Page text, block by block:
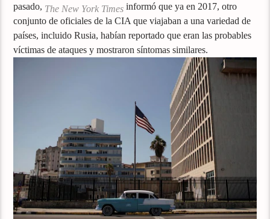
pasado, The New York Timesinformó que ya en 2017, otro
conjunto de oficiales de la CIA que viajaban a una variedad de
países, incluido Rusia, habían reportado que eran las probables
víctimas de ataques y mostraron síntomas similares.